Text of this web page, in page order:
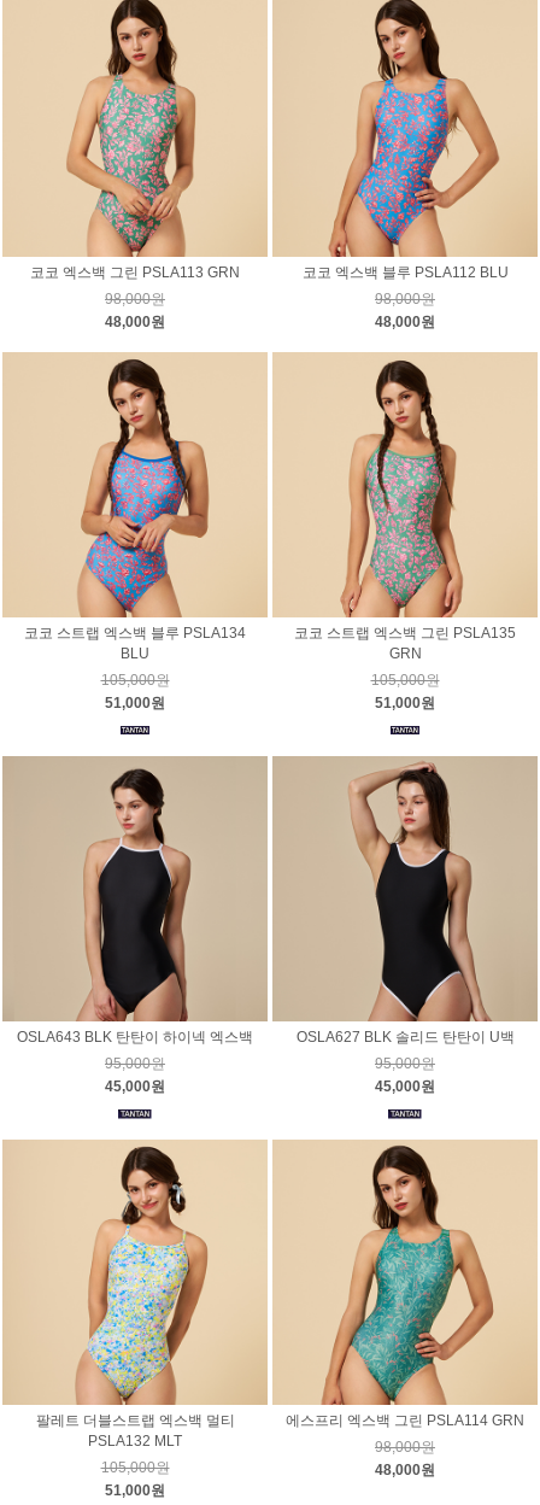
코코 엑스백 그린 PSLA113 GRN
98,000원
48,000원
코코 엑스백 블루 PSLA112 BLU
98,000원
48,000원
코코 스트랩 엑스백 블루 PSLA134
BLU
105,000원
51,000원
코코 스트랩 엑스백 그린 PSLA135
GRN
105,000원
51,000원
OSLA643 BLK 탄탄이 하이넥 엑스백
95,000원
45,000원
OSLA627 BLK 솔리드 탄탄이 U백
95,000원
45,000원
팔레트 더블스트랩 엑스백 멀티
PSLA132 MLT
105,000원
51,000원
에스프리 엑스백 그린 PSLA114 GRN
98,000원
48,000원